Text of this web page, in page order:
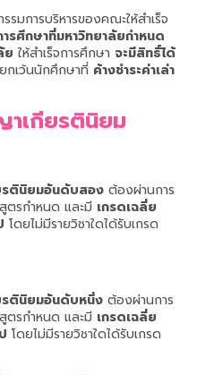
มการบริหารของคณะให้สำเร็จ
รศึกษาที่มหาวิทยาลัยกำหนด
ย ให้สำเร็จการศึกษา จะมีสิทธิ์ได้
ยกเว้นนักศึกษาที่ ค้างชำระค่าเล่า
เกียรตินิยม
ตินิยมอันดับสอง ต้องผ่านการ
รกำหนด และมี เกรดเฉลี่ย
โดยไม่มีรายวิชาใดได้รับเกรด
ตินิยมอันดับหนึ่ง ต้องผ่านการ
รกำหนด และมี เกรดเฉลี่ย
โดยไม่มีรายวิชาใดได้รับเกรด